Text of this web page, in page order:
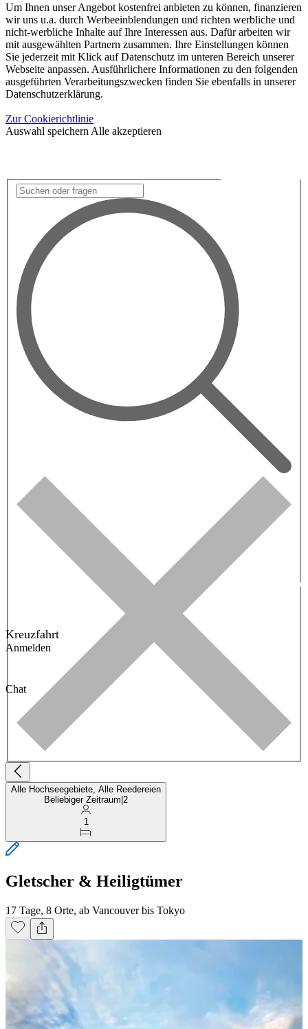
Um Ihnen unser Angebot kostenfrei anbieten zu können, finanzieren
wir uns u.a. durch Werbeeinblendungen und richten werbliche und
nicht-werbliche Inhalte auf Ihre Interessen aus. Dafür arbeiten wir
mit ausgewählten Partnern zusammen. Ihre Einstellungen können
Sie jederzeit mit Klick auf Datenschutz im unteren Bereich unserer
Webseite anpassen. Ausführlichere Informationen zu den folgenden
ausgeführten Verarbeitungszwecken finden Sie ebenfalls in unserer
Datenschutzerklärung.
Zur Cookierichtlinie
Auswahl speichern Alle akzeptieren
Kreuzfahrt
Anmelden
Chat
Alle Hochseegebiete, Alle Reedereien
Beliebiger Zeitraum 2
1
Gletscher & Heiligtümer
17 Tage, 8 Orte, ab Vancouver bis Tokyo